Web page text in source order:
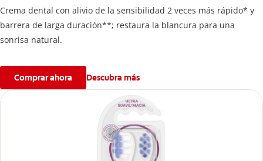
Crema dental con alivio de la sensibilidad 2 veces más rápido* y
barrera de larga duración**; restaura la blancura para una
sonrisa natural.
Comprar ahora Descubra más